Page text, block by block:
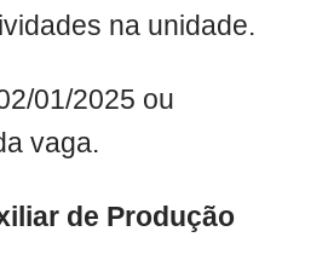
na unidade.
01/2025 ou
vaga.
de Produção